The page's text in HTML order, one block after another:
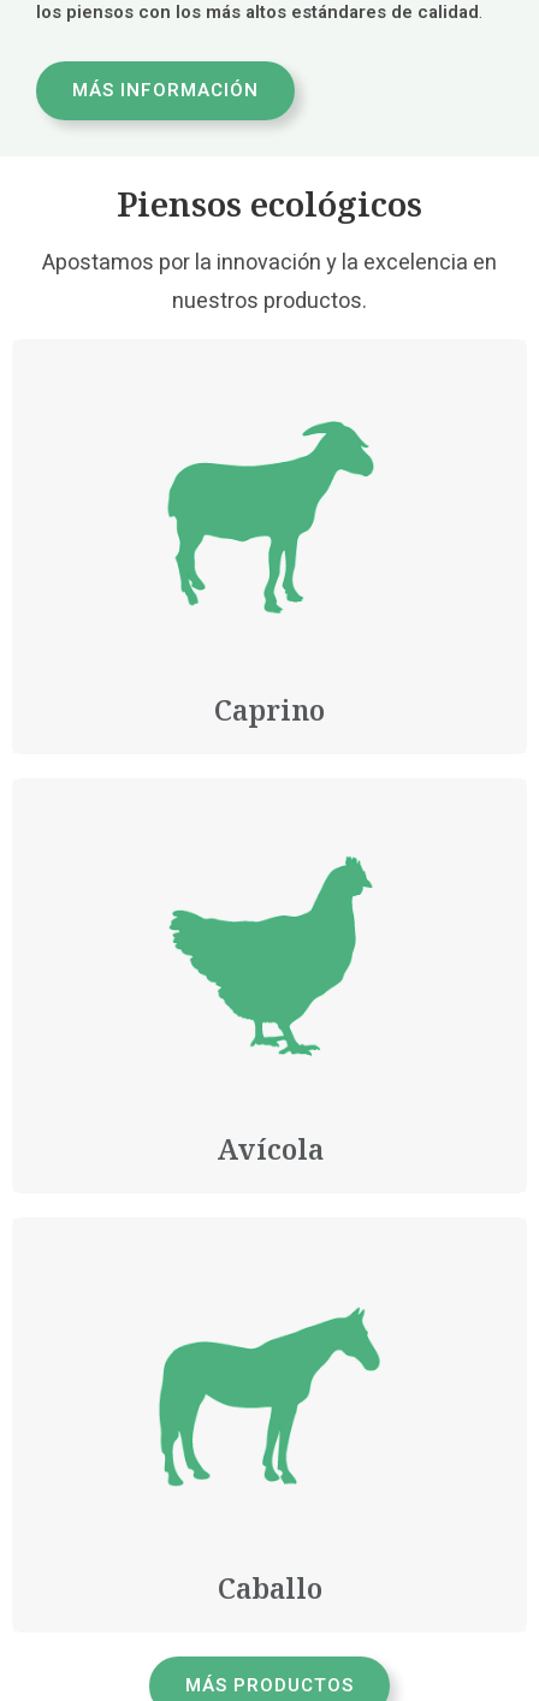
los piensos con los más altos estándares de calidad.
MÁS INFORMACIÓN
Piensos ecológicos
Apostamos por la innovación y la excelencia en
nuestros productos.
Caprino
Avícola
Caballo
MÁS PRODUCTOS